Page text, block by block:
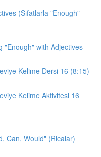
(Sıfatlarla "Enough"
"Enough" with Adjectives
Kelime Dersi 16 (8:15)
Kelime Aktivitesi 16
Can, Would" (Ricalar)